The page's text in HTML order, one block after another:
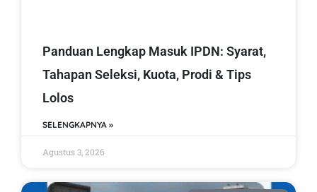
Panduan Lengkap Masuk IPDN: Syarat,
Tahapan Seleksi, Kuota, Prodi & Tips
Lolos
SELENGKAPNYA »
Agustus 3, 2026